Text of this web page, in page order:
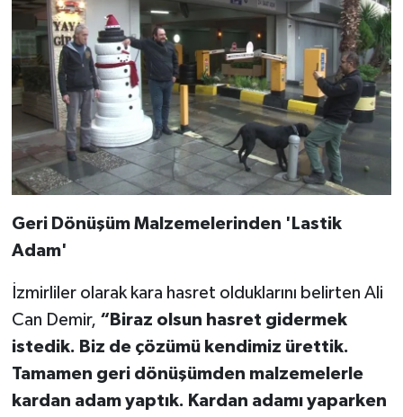
Geri Dönüşüm Malzemelerinden 'Lastik
Adam'
İzmirliler olarak kara hasret olduklarını belirten Ali
Can Demir, “Biraz olsun hasret gidermek
istedik. Biz de çözümü kendimiz ürettik.
Tamamen geri dönüşümden malzemelerle
kardan adam yaptık. Kardan adamı yaparken